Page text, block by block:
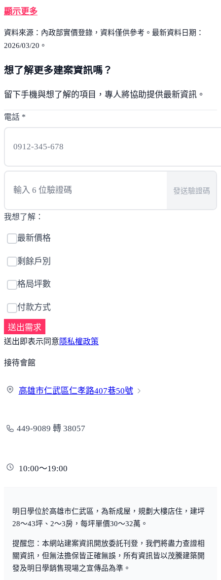
顯示更多
資料來源：內政部實價登錄，資料僅供參考。最新資料日期：
2026/03/20。
想了解更多建案資訊嗎？
留下手機與想了解的項目，專人將協助提供最新資訊。
電話 *
發送驗證碼
我想了解：
最新價格
剩餘戶別
格局坪數
付款方式
送出需求
送出即表示同意隱私權政策
接待會館
高雄市仁武區仁孝路407巷50號
449-9089 轉 38057
10:00～19:00
明日學位於高雄市仁武區，為新成屋，規劃大樓店住，建坪
28～43坪、2～3房，每坪單價30～32萬。
提醒您：本網站建案資訊開放委託刊登，我們將盡力查證相
關資訊，但無法擔保皆正確無誤，所有資訊皆以茂騰建築開
發及明日學銷售現場之宣傳品為準。